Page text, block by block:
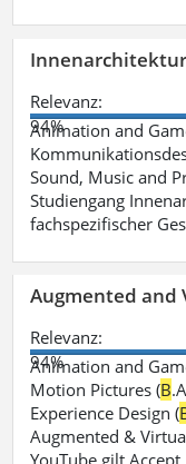
Innenarchitektur
Relevanz:
94%
Animation and
Sound, Music and
Studiengang
fachspezifischer
Augmented and
Relevanz:
94%
Animation and
Motion Pictures (B
Experience Design (
Augmented &